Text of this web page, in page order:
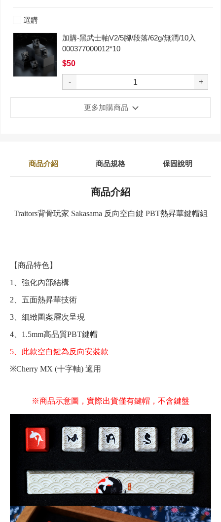
選購
加購-黑武士軸V2/5腳/段落/62g/無潤/10入
000377000012*10
$50
- +
更多加購商品
商品介紹 商品規格 保固說明
商品介紹
Traitors背骨玩家 Sakasama 反向空白鍵 PBT熱昇華鍵帽組
【商品特色】
1、強化內部結構
2、五面熱昇華技術
3、細緻圖案層次呈現
4、1.5mm高品質PBT鍵帽
5、此款空白鍵為反向安裝款
※Cherry MX (十字軸) 適用
※商品示意圖，實際出貨僅有鍵帽，不含鍵盤